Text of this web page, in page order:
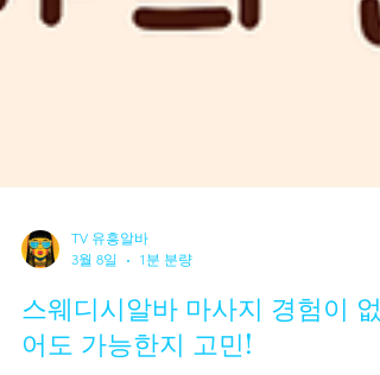
3월 8일
1분 분량
스웨디시알바 마사지 경험이 없